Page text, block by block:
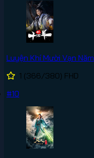
Luyện Khí Mười Vạn Năm
1 (366/380) FHD
#10